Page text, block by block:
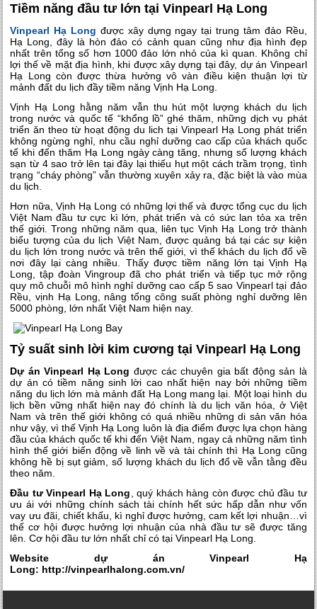
Tiềm năng đầu tư lớn tại Vinpearl Hạ Long
Vinpearl Hạ Long được xây dựng ngay tại trung tâm đảo Rều,
Hạ Long, đây là hòn đảo có cảnh quan cũng như địa hình đẹp
nhất trên tổng số hơn 1000 đảo lớn nhỏ của kì quan. Không chỉ
lợi thế về mặt địa hình, khi được xây dựng tại đây, dự án Vinpearl
Hạ Long còn được thừa hưởng vô vàn điều kiện thuận lợi từ
mảnh đất du lịch đầy tiềm năng Vịnh Hạ Long.
Vịnh Hạ Long hằng năm vẫn thu hút một lượng khách du lịch
trong nước và quốc tế “khổng lồ” ghé thăm, những dịch vụ phát
triển ăn theo từ hoạt động du lich tại Vinpearl Hạ Long phát triển
không ngừng nghỉ, nhu cầu nghỉ dưỡng cao cấp của khách quốc
tế khi đến thăm Hạ Long ngày càng tăng, nhưng số lượng khách
sạn từ 4 sao trở lên tại đây lại thiếu hụt một cách trầm trọng, tình
trạng “cháy phòng” vẫn thường xuyên xảy ra, đặc biệt là vào mùa
du lịch.
Hơn nữa, Vịnh Hạ Long có những lợi thế và được tổng cục du lịch
Việt Nam đầu tư cực kì lớn, phát triển và có sức lan tỏa xa trên
thế giới. Trong những năm qua, liên tục Vịnh Hạ Long trở thành
biểu tượng của du lịch Việt Nam, được quảng bá tại các sự kiện
du lịch lớn trong nước và trên thế giới, vì thế khách du lịch đổ về
nơi đây lại càng nhiều. Thấy được tiềm năng lớn tại Vịnh Hạ
Long, tập đoàn Vingroup đã cho phát triển và tiếp tục mở rộng
quy mô chuỗi mô hình nghỉ dưỡng cao cấp 5 sao Vinpearl tại đảo
Rều, vịnh Hạ Long, nâng tổng công suất phòng nghỉ dưỡng lên
5000 phòng, lớn nhất Việt Nam hiện nay.
Tỷ suất sinh lời kim cương tại Vinpearl Hạ Long
Dự án Vinpearl Hạ Long được các chuyên gia bất động sản là
dự án có tiềm năng sinh lời cao nhất hiện nay bởi những tiềm
năng du lịch lớn mà mảnh đất Hạ Long mang lại. Một loại hình du
lịch bền vững nhất hiện nay đó chính là du lịch văn hóa, ở Việt
Nam và trên thế giới không có quá nhiều những di sản văn hóa
như vậy, vì thế Vịnh Hạ Long luôn là địa điểm được lựa chọn hàng
đầu của khách quốc tế khi đến Việt Nam, ngay cả những năm tình
hình thế giới biến động về linh về và tài chính thì Hạ Long cũng
không hề bị sụt giảm, số lượng khách du lịch đổ về vẫn tằng đều
theo năm.
Đầu tư Vinpearl Hạ Long, quý khách hàng còn được chủ đầu tư
ưu ái với những chính sách tài chính hết sức hấp dẫn như vốn
vay ưu đãi, chiết khấu, kì nghỉ được hưởng, cam kết lợi nhuận…vì
thế cơ hội được hưởng lợi nhuận của nhà đầu tư sẽ được tăng
lên. Cơ hội đầu tư lớn nhất chỉ có tại Vinpearl Hạ Long.
Website dự án Vinpearl Hạ
Long: http://vinpearlhalong.com.vn/